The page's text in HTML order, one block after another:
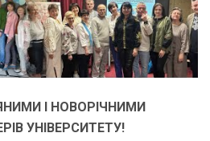
І НОВОРІЧНИМИ
УНІВЕРСИТЕТУ!